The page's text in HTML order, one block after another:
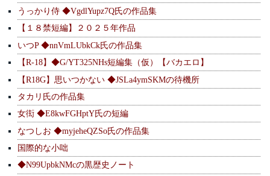
うっかり侍 ◆VgdlYupz7Q氏の作品集
【１８禁短編】２０２５年作品
いつP ◆nnVmLUbkCk氏の作品集
【R-18】◆G/YT325NHs短編集（仮）【バカエロ】
【R18G】思いつかない ◆JSLa4ymSKMの待機所
タカリ氏の作品集
女衒 ◆E8kwFGHptY氏の短編
なつしお ◆myjeheQZSo氏の作品集
国際的な小咄
◆N99UpbkNMcの黒歴史ノート